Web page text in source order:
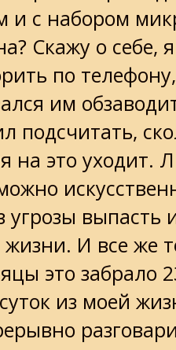
и с набором
Скажу о себе,
по
им
подсчитать,
на это уходит.
угрозы выпасть
И все же
это забрало
из моей